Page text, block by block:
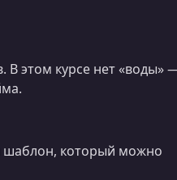
В этом курсе нет «воды»
шаблон, который можно